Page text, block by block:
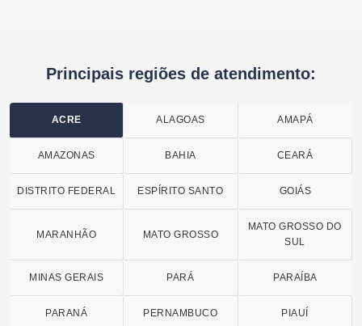
Principais regiões de atendimento:
ACRE ALAGOAS AMAPÁ
AMAZONAS BAHIA CEARÁ
DISTRITO FEDERAL ESPÍRITO SANTO GOIÁS
MARANHÃO MATO GROSSO
MATO GROSSO DO
SUL
MINAS GERAIS PARÁ PARAÍBA
PARANÁ PERNAMBUCO PIAUÍ